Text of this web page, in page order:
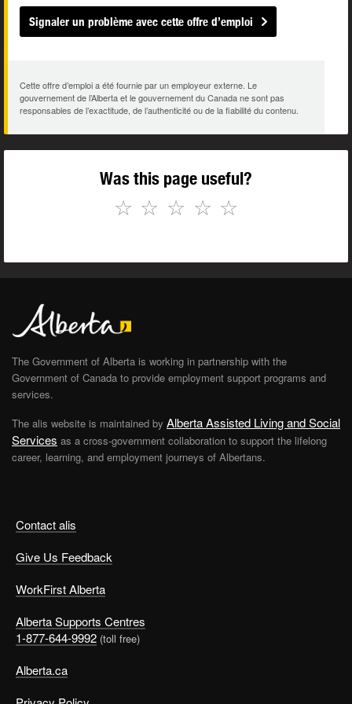
Signaler un problème avec cette offre d’emploi
Cette offre d’emploi a été fournie par un employeur externe. Le
gouvernement de l’Alberta et le gouvernement du Canada ne sont pas
responsables de l’exactitude, de l’authenticité ou de la fiabilité du contenu.
Was this page useful?
☆
☆
☆
☆
☆
Contact alis
Give Us Feedback
WorkFirst Alberta
Alberta Supports Centres
1-877-644-9992 (toll free)
Alberta.ca
The Government of Alberta is working in partnership with the
Government of Canada to provide employment support programs and
services.
The alis website is maintained by Alberta Assisted Living and Social
Services as a cross-government collaboration to support the lifelong
career, learning, and employment journeys of Albertans.